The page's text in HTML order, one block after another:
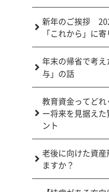
新年のご挨拶
「これから」に
年末の帰省で考
与」の話
教育資金ってどれ
ー将来を見据え
ント
老後に向けた資
ますか？